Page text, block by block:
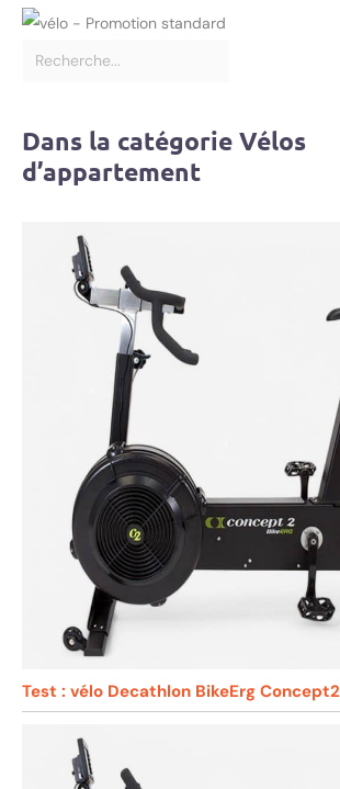
Dans la catégorie Vélos
d’appartement
Test : vélo Decathlon BikeErg Concept2